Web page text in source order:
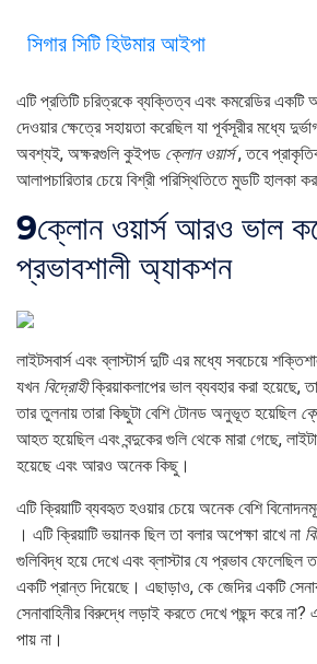
সিগার সিটি হিউমার আইপা
এটি প্রতিটি চরিত্রকে ব্যক্তিত্ব এবং কমরেডির
দেওয়ার ক্ষেত্রে সহায়তা করেছিল যা পূর্বসূরীর মধ্যে
অবশ্যই, অক্ষরগুলি কুইপড ক্লোন ওয়ার্স, তবে
আলাপচারিতার চেয়ে বিশ্রী পরিস্থিতিতে মুডটি হালকা
9ক্লোন ওয়ার্স আরও ভাল
প্রভাবশালী অ্যাকশন
লাইটসবার্স এবং ব্লাস্টার্স দুটি এর মধ্যে সবচেয়ে
যখন বিদ্রোহীক্রিয়াকলাপের ভাল ব্যবহার করা হয়েছে,
তার তুলনায় তারা কিছুটা বেশি টোনড অনুভূত হয়েছিল
আহত হয়েছিল এবং বন্দুকের গুলি থেকে মারা গেছে,
হয়েছে এবং আরও অনেক কিছু।
এটি ক্রিয়াটি ব্যবহৃত হওয়ার চেয়ে অনেক বেশি
। এটি ক্রিয়াটি ভয়ানক ছিল তা বলার অপেক্ষা রাখে না
গুলিবিদ্ধ হয়ে দেখে এবং ব্লাস্টার যে প্রভাব ফেলেছিল
একটি প্রান্ত দিয়েছে। এছাড়াও, কে জেদির একটি
সেনাবাহিনীর বিরুদ্ধে লড়াই করতে দেখে পছন্দ করে
পায় না।